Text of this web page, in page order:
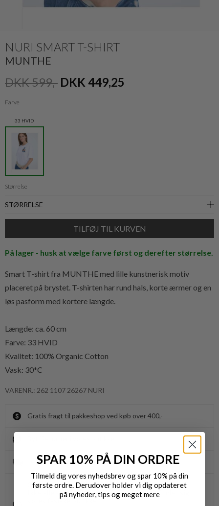
NURI SMART T-SHIRT
MUNTHE
DKK 599,- DKK 449,25
Farve
33 HVID
Størrelse
På lager - husk at vælge farve først og derefter størrelse.
Smart T-shirt fra MUNTHE med lille kunstnerisk motiv
placeret på brystet. T-shirten har rund hals, korte ærmer og en
løs pasform med kortere længde.
Længde: ca. 60 cm
Farve: 33 HVID
Kvalitet: 100% Organic Cotton
Vask: 30*C
VARENR.: 262 1107 26267 NURI
Gratis fragt til pakkeshop ved køb over 400,-
Levering 1-3 dage
OBS.
Ikke alle vores varer på webshoppen, befinder sig i
vores fysiske butikker.
SPAR 10% PÅ DIN ORDRE
Tilmeld dig vores nyhedsbrev og spar 10% på din
første ordre. Derudover holder vi dig opdateret
på nyheder, tips og meget mere